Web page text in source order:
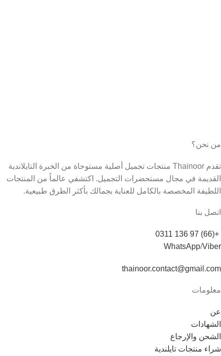
من نحن؟
تقدم Thainoor منتجات تجميل أصلية مستوحاة من الخبرة التايلاندية
القديمة في مجال مستحضرات التجميل. اكتشفي عالماً من المنتجات
اللطيفة المخصصة بالكامل للعناية بجمالك بأكثر الطرق طبيعية.
اتصل بنا
+(66) 97 136 0311
WhatsApp/Viber
thainoor.contact@gmail.com
معلومات
عن
الشهادات
الشحن والإرجاع
شراء منتجات تايلندية